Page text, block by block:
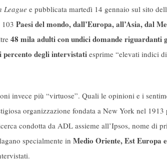
League e pubblicata martedì 14 gennaio sul sito
Paesi del mondo, dall’Europa, all’Asia, dal
48 mila adulti con undici domande riguardanti
percento degli intervistati esprime “elevati indici di
invece più “virtuose”. Quali le opinioni e i
organizzazione fondata a New York nel 1913
condotta da ADL assieme all’Ipsos, nome di
specialmente in Medio Oriente, Est Europa